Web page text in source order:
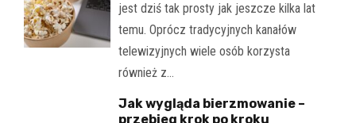
jest dziś tak prosty jak jeszcze kilka lat
temu. Oprócz tradycyjnych kanałów
telewizyjnych wiele osób korzysta
również z…
Jak wygląda bierzmowanie –
przebieg krok po kroku